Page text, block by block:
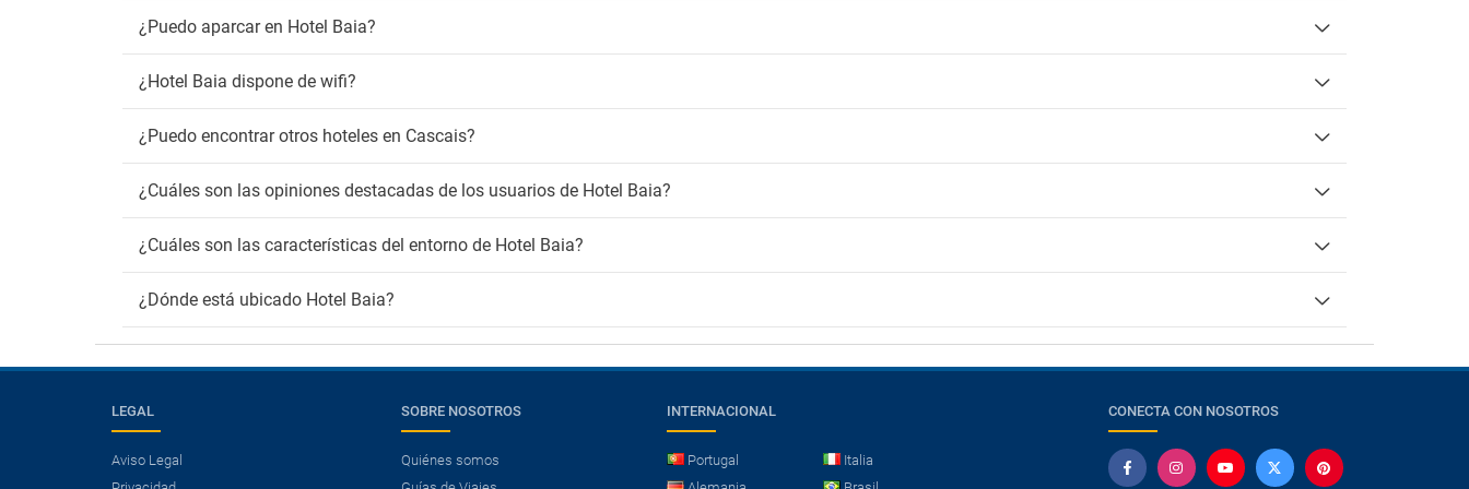
¿Puedo aparcar en Hotel Baia?
¿Hotel Baia dispone de wifi?
¿Puedo encontrar otros hoteles en Cascais?
¿Cuáles son las opiniones destacadas de los usuarios de Hotel Baia?
¿Cuáles son las características del entorno de Hotel Baia?
¿Dónde está ubicado Hotel Baia?
LEGAL
Aviso Legal
SOBRE NOSOTROS
Quiénes somos
INTERNACIONAL
Portugal
Italia
CONECTA CON NOSOTROS